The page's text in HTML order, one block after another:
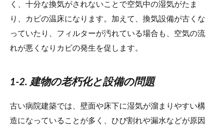
く、十分な換気がされないことで空気中の湿気がたま
り、カビの温床になります。加えて、換気設備が古くな
っていたり、フィルターが汚れている場合も、空気の流
れが悪くなりカビの発生を促します。
1-2. 建物の老朽化と設備の問題
古い病院建築では、壁面や床下に湿気が溜まりやすい構
造になっていることが多く、ひび割れや漏水などが原因